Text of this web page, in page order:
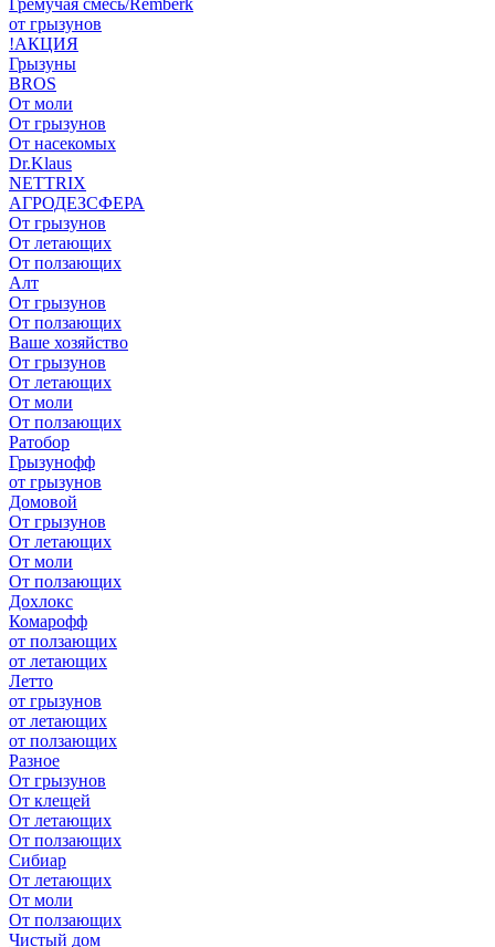
Гремучая смесь/Remberk
от грызунов
!АКЦИЯ
Грызуны
BROS
От моли
От грызунов
От насекомых
Dr.Klaus
NETTRIX
АГРОДЕЗСФЕРА
От грызунов
От летающих
От ползающих
Алт
От грызунов
От ползающих
Ваше хозяйство
От грызунов
От летающих
От моли
От ползающих
Ратобор
Грызунофф
от грызунов
Домовой
От грызунов
От летающих
От моли
От ползающих
Дохлокс
Комарофф
от ползающих
от летающих
Летто
от грызунов
от летающих
от ползающих
Разное
От грызунов
От клещей
От летающих
От ползающих
Сибиар
От летающих
От моли
От ползающих
Чистый дом